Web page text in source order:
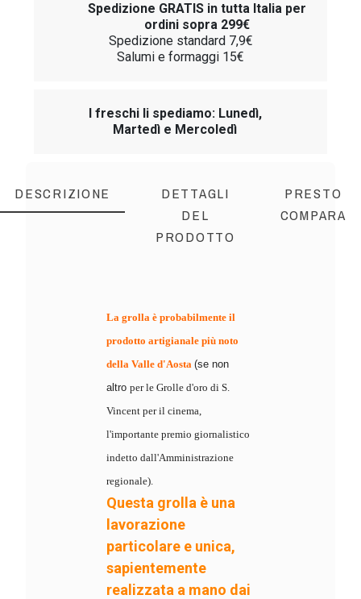
Spedizione GRATIS in tutta Italia per
ordini sopra 299€
Spedizione standard 7,9€
Salumi e formaggi 15€
I freschi li spediamo: Lunedì,
Martedì e Mercoledì
DESCRIZIONE
DETTAGLI
DEL
PRODOTTO
PRESTO
COMPARA
La grolla è probabilmente il
prodotto artigianale più noto
della Valle d'Aosta(se non
altroper le Grolle d'oro di S.
Vincent per il cinema,
l'importante premio giornalistico
indetto dall'Amministrazione
regionale).
Questa grolla è una
lavorazione
particolare e unica,
sapientemente
realizzata a mano dai